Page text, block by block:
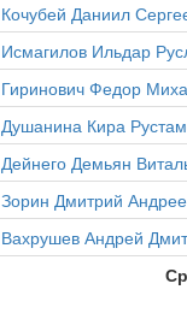
Кочубей Даниил
Исмагилов Ильдар
Гиринович Федор
Душанина Кира
Дейнего Демьян
Зорин Дмитрий
Вахрушев Андрей